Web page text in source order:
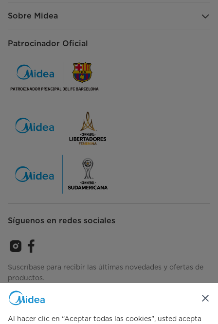
Sobre Midea
Patrocinador Oficial
Síguenos en redes sociales
Suscríbase para recibir las últimas novedades y ofertas de
productos.
Al hacer clic en “Aceptar todas las cookies”, usted acepta